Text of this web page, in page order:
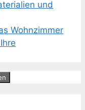
und
Wohnzimmer